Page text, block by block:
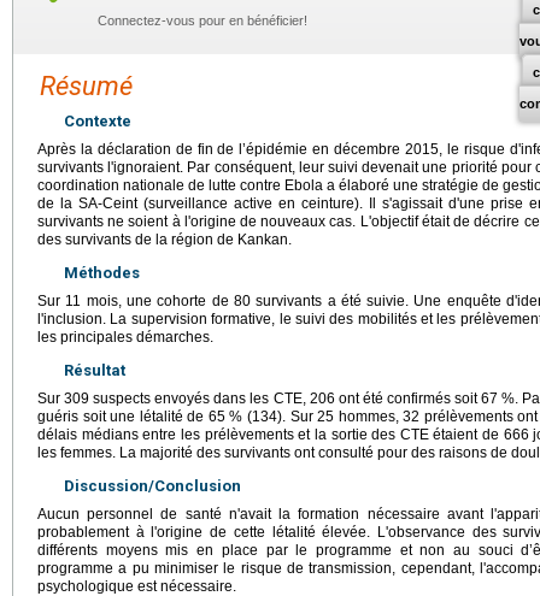
Connectez-vous pour en bénéficier!
Résumé
Contexte
Après la déclaration de fin de l’épidémie en décembre 2015, le risque
survivants l'ignoraient. Par conséquent, leur suivi devenait une priorité
coordination nationale de lutte contre Ebola a élaboré une stratégie de
de la SA-Ceint (surveillance active en ceinture). Il s'agissait d'une prise
survivants ne soient à l'origine de nouveaux cas. L'objectif était de décrire
des survivants de la région de Kankan.
Méthodes
Sur 11 mois, une cohorte de 80 survivants a été suivie. Une enquête
l'inclusion. La supervision formative, le suivi des mobilités et les
les principales démarches.
Résultat
Sur 309 suspects envoyés dans les CTE, 206 ont été confirmés soit 67 %.
guéris soit une létalité de 65 % (134). Sur 25 hommes, 32 prélèvements
délais médians entre les prélèvements et la sortie des CTE étaient de 666
les femmes. La majorité des survivants ont consulté pour des raisons de
Discussion/Conclusion
Aucun personnel de santé n'avait la formation nécessaire avant
probablement à l'origine de cette létalité élevée. L'observance des
différents moyens mis en place par le programme et non au souci
programme a pu minimiser le risque de transmission, cependant,
psychologique est nécessaire.